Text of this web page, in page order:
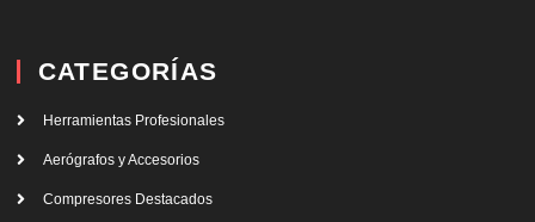
CATEGORÍAS
Herramientas Profesionales
Aerógrafos y Accesorios
Compresores Destacados